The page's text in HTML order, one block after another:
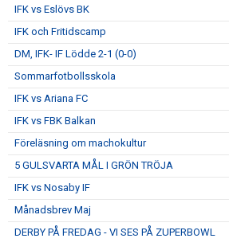
IFK vs Eslövs BK
IFK och Fritidscamp
DM, IFK- IF Lödde 2-1 (0-0)
Sommarfotbollsskola
IFK vs Ariana FC
IFK vs FBK Balkan
Föreläsning om machokultur
5 GULSVARTA MÅL I GRÖN TRÖJA
IFK vs Nosaby IF
Månadsbrev Maj
DERBY PÅ FREDAG - VI SES PÅ ZUPERBOWL